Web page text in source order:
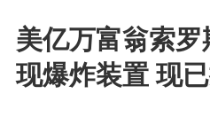
美亿万富翁索
现爆炸装置 现